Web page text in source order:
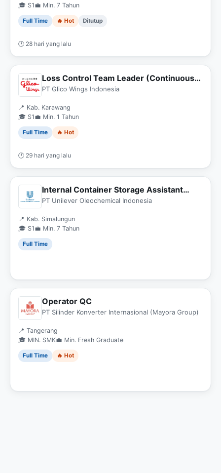
🎓 S1 💼 Min. 7 Tahun
Full Time 🔥 Hot Ditutup
🕐 28 hari yang lalu
Loss Control Team Leader (Continuous
Improvement)
PT Glico Wings Indonesia
📍 Kab. Karawang
🎓 S1 💼 Min. 1 Tahun
Full Time 🔥 Hot
🕐 29 hari yang lalu
Internal Container Storage Assistant
Manager
PT Unilever Oleochemical Indonesia
📍 Kab. Simalungun
🎓 S1 💼 Min. 7 Tahun
Full Time
Operator QC
PT Silinder Konverter Internasional (Mayora Group)
📍 Tangerang
🎓 MIN. SMK💼 Min. Fresh Graduate
Full Time 🔥 Hot